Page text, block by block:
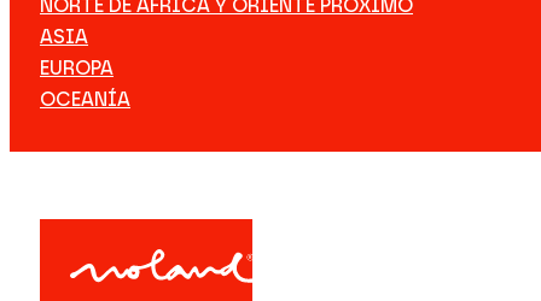
NORTE DE ÁFRICA Y ORIENTE PRÓXIMO
ASIA
EUROPA
OCEANÍA